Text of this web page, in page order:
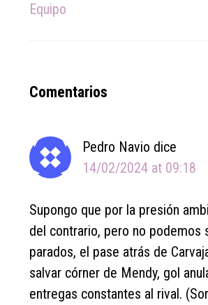
Equipo
Reader
Comentarios
Pedro Navio dice
14/02/2024 at 09:18
Supongo que por la presión
del contrario, pero no podemos
parados, el pase atrás de
salvar córner de Mendy, gol
entregas constantes al rival.